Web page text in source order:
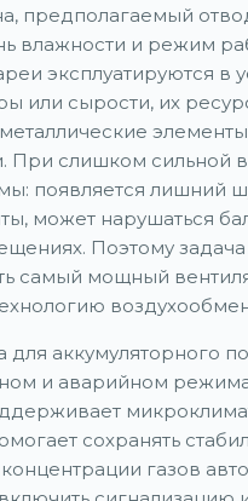
предполагаемый
влажности и режим
эксплуатируются в
или сырости, их
При слишком сильной
появляется лишний
может нарушаться
Поэтому задача
самый мощный
для аккумуляторного
и аварийном
сохранять
газов